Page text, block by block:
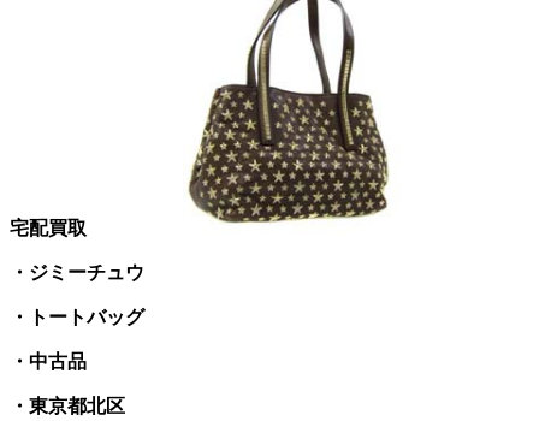
宅配買取
・ジミーチュウ
・トートバッグ
・中古品
・東京都北区